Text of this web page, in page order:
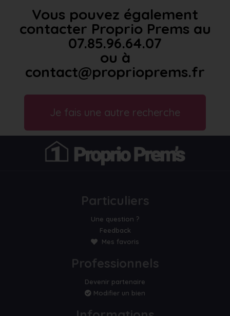
Vous pouvez également
contacter Proprio Prems au
07.85.96.64.07
ou à
contact@proprioprems.fr
Je fais une autre recherche
Particuliers
Une question ?
Feedback
Mes favoris
Professionnels
Devenir partenaire
Modifier un bien